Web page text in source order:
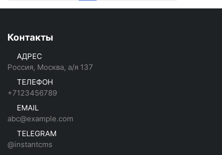
Контакты
АДРЕС
Россия, Москва, а/я 137
ТЕЛЕФОН
+7123456789
EMAIL
abc@example.com
TELEGRAM
@instantcms